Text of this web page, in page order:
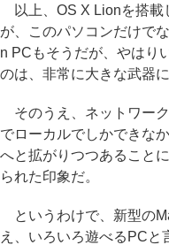
以上、OS X Lionを搭載
が、このパソコンだけで
n PCもそうだが、やはり
のは、非常に大きな武器
そのうえ、ネットワー
でローカルでしかできな
へと拡がりつつあること
られた印象だ。
というわけで、新型の
え、いろいろ遊べるPCと